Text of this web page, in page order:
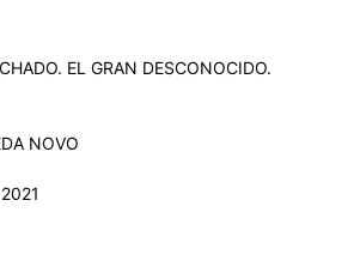
EL GRAN DESCONOCIDO.
NOVO